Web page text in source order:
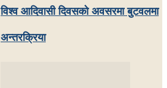
विश्व आदिवासी दिवसको अवसरमा बुटवलमा
अन्तरक्रिया